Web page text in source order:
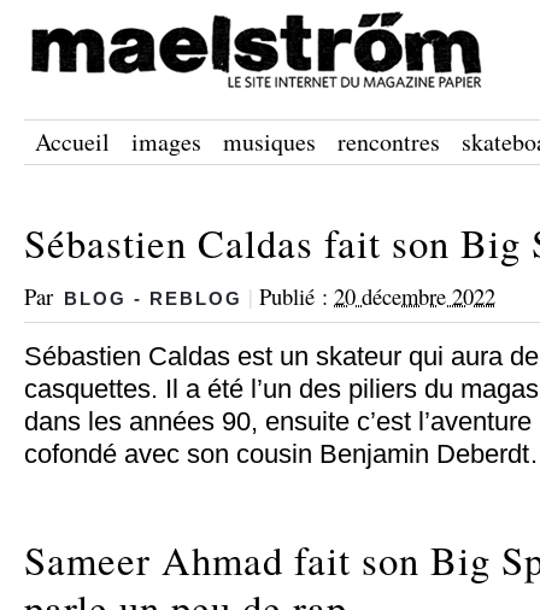
Accueil images musiques rencontres
Sébastien Caldas fait son Big
Par BLOG - REBLOG | Publié : 20 décembre 2022
Sébastien Caldas est un skateur qui aura
casquettes. Il a été l’un des piliers du
dans les années 90, ensuite c’est
cofondé avec son cousin Benjamin
Sameer Ahmad fait son Big